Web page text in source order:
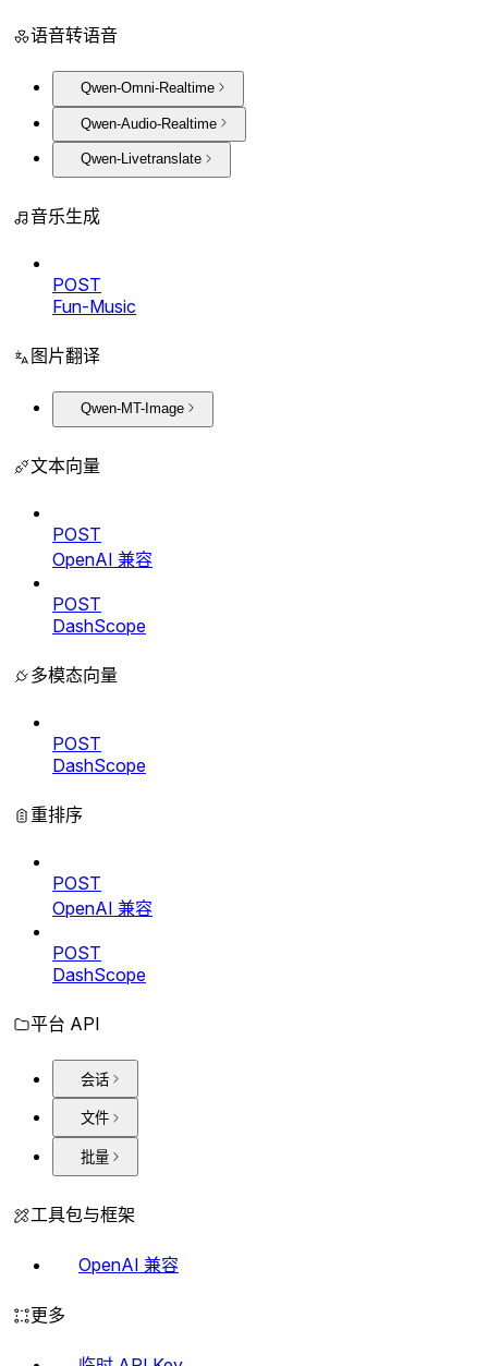
语音转语音
Qwen-Omni-Realtime
Qwen-Audio-Realtime
Qwen-Livetranslate
音乐生成
POST
Fun-Music
图片翻译
Qwen-MT-Image
文本向量
POST
OpenAI 兼容
POST
DashScope
多模态向量
POST
DashScope
重排序
POST
OpenAI 兼容
POST
DashScope
平台 API
会话
文件
批量
工具包与框架
OpenAI 兼容
更多